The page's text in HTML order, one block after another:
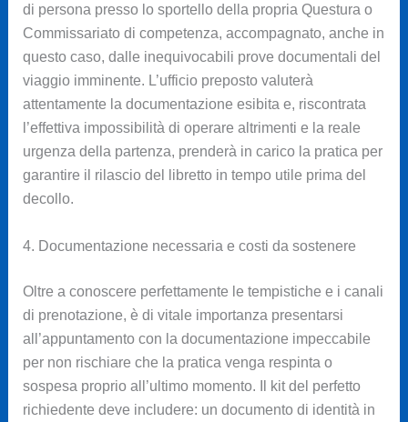
di persona presso lo sportello della propria Questura o
Commissariato di competenza, accompagnato, anche in
questo caso, dalle inequivocabili prove documentali del
viaggio imminente. L’ufficio preposto valuterà
attentamente la documentazione esibita e, riscontrata
l’effettiva impossibilità di operare altrimenti e la reale
urgenza della partenza, prenderà in carico la pratica per
garantire il rilascio del libretto in tempo utile prima del
decollo.
4. Documentazione necessaria e costi da sostenere
Oltre a conoscere perfettamente le tempistiche e i canali
di prenotazione, è di vitale importanza presentarsi
all’appuntamento con la documentazione impeccabile
per non rischiare che la pratica venga respinta o
sospesa proprio all’ultimo momento. Il kit del perfetto
richiedente deve includere: un documento di identità in